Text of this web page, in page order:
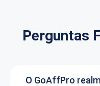
Perguntas
O GoAffPro